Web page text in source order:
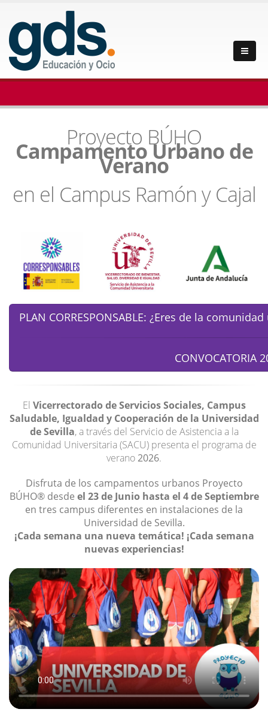
Proyecto BÚHO
Campamento Urbano de
Verano
en el Campus Ramón y Cajal
PLAN CORRESPONSABLE: ¿Eres de la
CONVOCATORIA
El Vicerrectorado de Servicios Sociales, Campus
Saludable, Igualdad y Cooperación de la Universidad
de Sevilla, a través del Servicio de Asistencia a la
Comunidad Universitaria (SACU) presenta el programa de
verano2026.
Disfruta de los campamentos urbanos Proyecto
BÚHO® desde el 23 de Junio hasta el 4 de Septiembre
en tres campus diferentes en instalaciones de la
Universidad de Sevilla.
¡Cada semana una nueva temática! ¡Cada semana
nuevas experiencias!